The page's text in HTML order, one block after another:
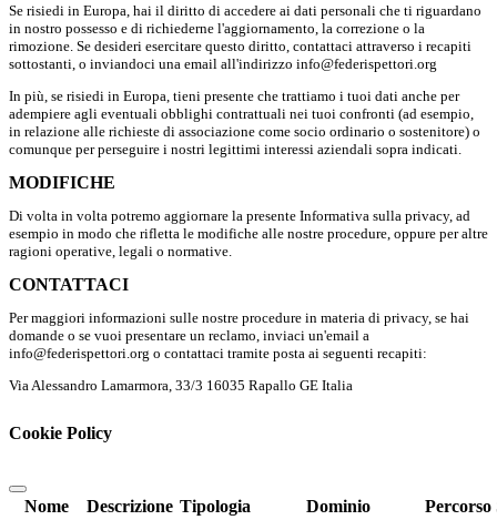
Se risiedi in Europa, hai il diritto di accedere ai dati personali che ti riguardano
in nostro possesso e di richiederne l'aggiornamento, la correzione o la
rimozione. Se desideri esercitare questo diritto, contattaci attraverso i recapiti
sottostanti, o inviandoci una email all'indirizzo info@federispettori.org
In più, se risiedi in Europa, tieni presente che trattiamo i tuoi dati anche per
adempiere agli eventuali obblighi contrattuali nei tuoi confronti (ad esempio,
in relazione alle richieste di associazione come socio ordinario o sostenitore) o
comunque per perseguire i nostri legittimi interessi aziendali sopra indicati.
MODIFICHE
Di volta in volta potremo aggiornare la presente Informativa sulla privacy, ad
esempio in modo che rifletta le modifiche alle nostre procedure, oppure per altre
ragioni operative, legali o normative.
CONTATTACI
Per maggiori informazioni sulle nostre procedure in materia di privacy, se hai
domande o se vuoi presentare un reclamo, inviaci un'email a
info@federispettori.org o contattaci tramite posta ai seguenti recapiti:
Via Alessandro Lamarmora, 33/3 16035 Rapallo GE Italia
Cookie Policy
Nome Descrizione Tipologia Dominio Percorso